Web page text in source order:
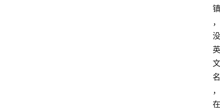
镇
，
没
英
文
名
，
在